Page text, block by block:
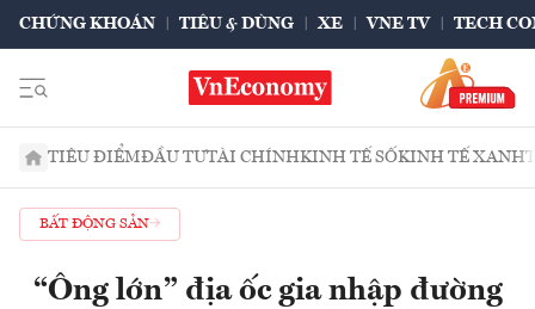
CHỨNG KHOÁN TIÊU & DÙNG XE VNE TV TECH
TIÊU ĐIỂMĐẦU TƯTÀI CHÍNHKINH TẾ SỐKINH TẾ XANH
BẤT ĐỘNG SẢN
“Ông lớn” địa ốc gia nhập đường